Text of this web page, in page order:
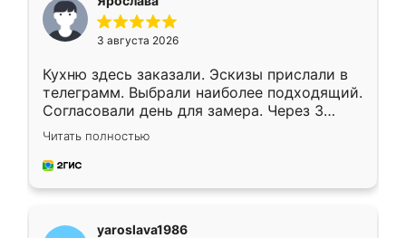
3 августа 2026
Кухню здесь заказали. Эскизы прислали в
телеграмм. Выбрали наиболее подходящий.
Согласовали день для замера. Через 3
недели кухня была уже готова. Остались
довольны работой. Спасибо Ренессанс
мебель за качественную работу!
Читать полностью
yaroslava1986